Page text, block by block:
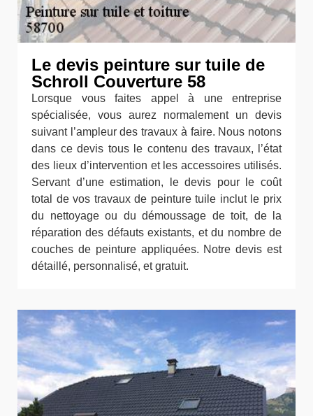
Le devis peinture sur tuile de
Schroll Couverture 58
Lorsque vous faites appel à une entreprise
spécialisée, vous aurez normalement un devis
suivant l’ampleur des travaux à faire. Nous notons
dans ce devis tous le contenu des travaux, l’état
des lieux d’intervention et les accessoires utilisés.
Servant d’une estimation, le devis pour le coût
total de vos travaux de peinture tuile inclut le prix
du nettoyage ou du démoussage de toit, de la
réparation des défauts existants, et du nombre de
couches de peinture appliquées. Notre devis est
détaillé, personnalisé, et gratuit.